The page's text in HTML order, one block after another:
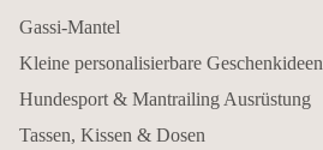
Gassi-Mantel
Kleine personalisierbare Geschenkideen
Hundesport & Mantrailing Ausrüstung
Tassen, Kissen & Dosen